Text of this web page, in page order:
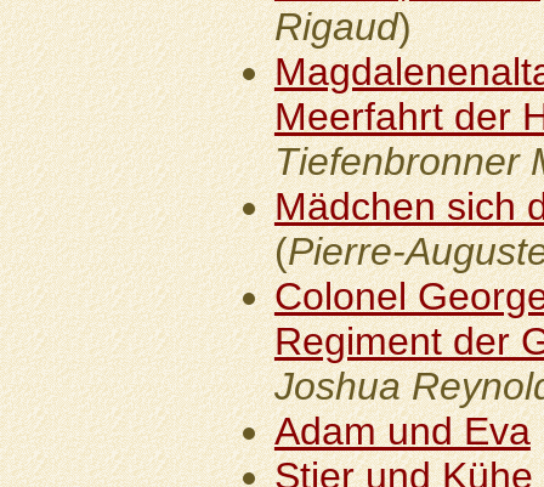
Rigaud)
Meerfahrt der
Tiefenbronner
Mädchen sich
(Pierre-
Colonel
Regiment der
Joshua
Adam und Eva
Stier und Kühe